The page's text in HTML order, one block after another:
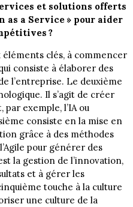
et solutions offerts
as a Service » pour aider
?
éléments clés, à commencer
consiste à élaborer des
l’entreprise. Le deuxième
Il s’agit de créer
exemple, l’IA ou
consiste en la mise en
grâce à des méthodes
pour générer des
la gestion de l’innovation,
et à gérer les
touche à la culture
une culture de la